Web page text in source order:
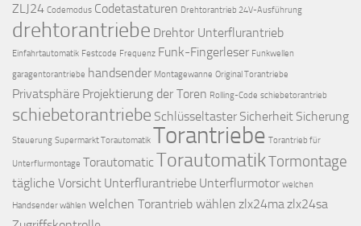
ZLJ24 Codemodus Codetastaturen Drehtorantrieb 24V-Ausführung
drehtorantriebe Drehtor Unterflurantrieb
Einfahrtautomatik Festcode Frequenz Funk-Fingerleser Funkwellen
garagentorantriebe handsender Montagewanne Original Torantriebe
Privatsphäre Projektierung der Toren Rolling-Code schiebetorantrieb
schiebetorantriebe Schlüsseltaster Sicherheit Sicherung
Steuerung Supermarkt Torautomatik Torantriebe Torantrieb für
Unterflurmontage TorautomaticTorautomatikTormontage
tägliche Vorsicht Unterflurantriebe Unterflurmotor welchen
Handsender wählen welchen Torantrieb wählen zlx24mazlx24sa